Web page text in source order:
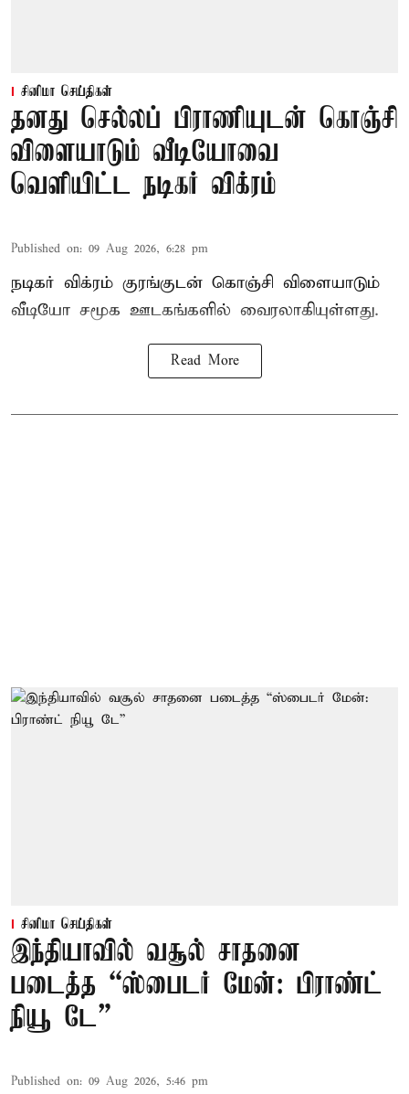
சினிமா செய்திகள்
தனது செல்லப் பிராணியுடன் கொஞ்சி
விளையாடும் வீடியோவை
வெளியிட்ட நடிகர் விக்ரம்
Published on: 09 Aug 2026, 6:28 pm
நடிகர் விக்ரம் குரங்குடன் கொஞ்சி விளையாடும்
வீடியோ சமூக ஊடகங்களில் வைரலாகியுள்ளது.
Read More
சினிமா செய்திகள்
இந்தியாவில் வசூல் சாதனை
படைத்த “ஸ்பைடர் மேன்: பிராண்ட்
நியூ டே”
Published on: 09 Aug 2026, 5:46 pm